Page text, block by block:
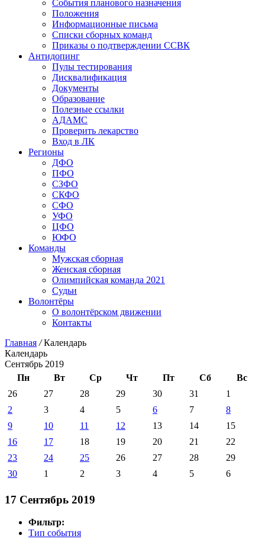
События планового назначения
Положения
Информационные письма
Списки сборных команд
Приказы о подтверждении ССВК
Антидопинг
Пулы тестирования
Дисквалификация
Документы
Образование
Полезные ссылки
АДАМС
Проверить лекарство
Вход в ЛК
Регионы
ДФО
ПФО
СЗФО
СКФО
СФО
УФО
ЦФО
ЮФО
Команды
Мужская сборная
Женская сборная
Олимпийская команда 2021
Судьи
Волонтёры
О волонтёрском движении
Контакты
Главная /Календарь
Календарь
Сентябрь 2019
Пн
Вт Ср Чт Пт Сб
Вс
26
27 28 29 30 31
1
2
3 4 5 6 7
8
9
10 11 12 13 14
15
16
17 18 19 20 21
22
23
24 25 26 27 28
29
30
1 2 3 4 5 6
17 Сентябрь 2019
Фильтр:
Тип события